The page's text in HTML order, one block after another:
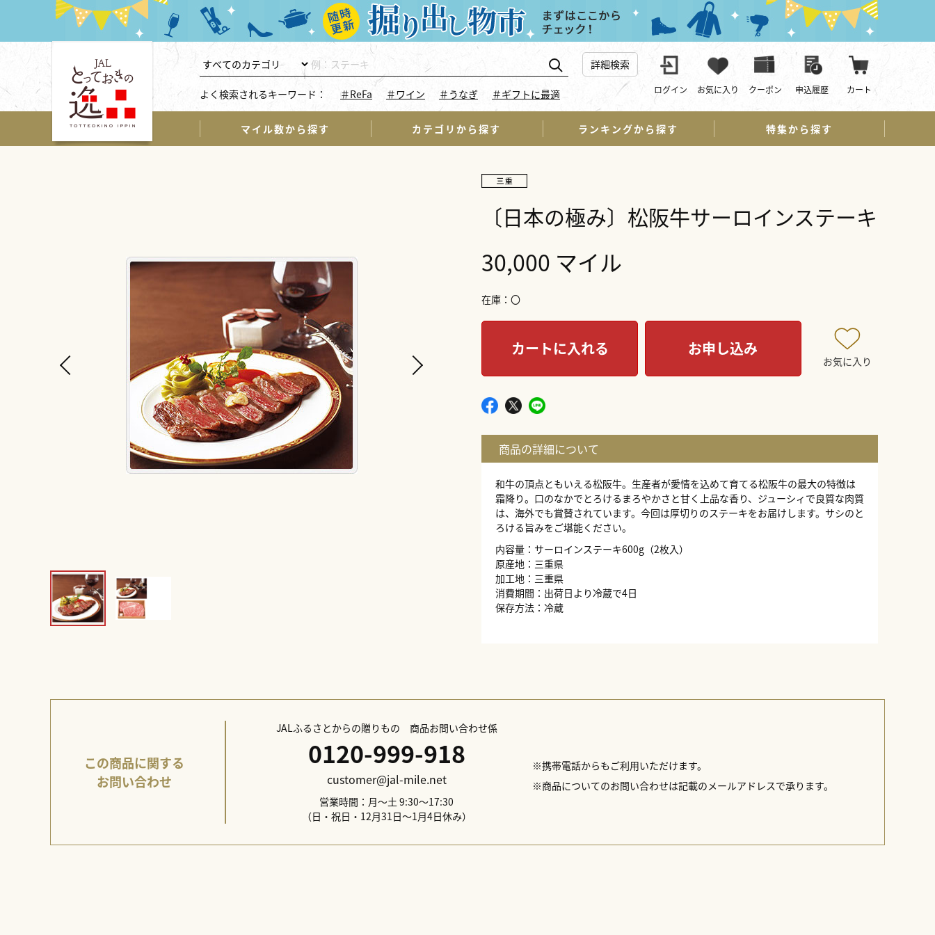
詳細検索
よく検索されるキーワード： ＃ReFa ＃ワイン ＃うなぎ ＃ギフトに最適 ログイン お気に入り クーポン 申込履歴 カート
マイル数から探す カテゴリから探す ランキングから探す 特集から探す
〔日本の極み〕松阪牛サーロインステーキ
30,000 マイル
在庫 〇
カートに入れる お申し込み
お気に入り
和牛の頂点ともいえる松阪牛。生産者が愛情を込めて育てる松阪牛の最大の特徴は
霜降り。口のなかでとろけるまろやかさと甘く上品な香り、ジューシィで良質な肉質
は、海外でも賞賛されています。今回は厚切りのステーキをお届けします。サシのと
ろける旨みをご堪能ください。
内容量：サーロインステーキ600g（2枚入）
原産地：三重県
加工地：三重県
消費期間：出荷日より冷蔵で4日
保存方法：冷蔵
この商品に関する
お問い合わせ
JALふるさとからの贈りもの 商品お問い合わせ係
0120-999-918
customer@jal-mile.net
営業時間：月～土 9:30～17:30
（日・祝日・12月31日～1月4日休み）
※携帯電話からもご利用いただけます。
※商品についてのお問い合わせは記載のメールアドレスで承ります。